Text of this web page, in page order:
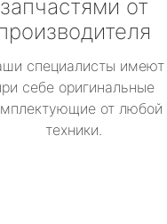
запчастями от
специалисты имеют
себе оригинальные
от любой
техники.